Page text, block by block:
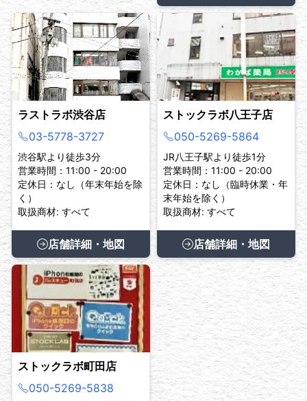
ラストラボ渋谷店
03-5778-3727
渋谷駅より徒歩3分
営業時間：11:00 - 20:00
定休日：なし（年末年始を除
く）
取扱商材: すべて
店舗詳細・地図
ストックラボ八王子店
050-5269-5864
JR八王子駅より徒歩1分
営業時間：11:00 - 20:00
定休日：なし（臨時休業・年
末年始を除く）
取扱商材: すべて
店舗詳細・地図
ストックラボ町田店
050-5269-5838